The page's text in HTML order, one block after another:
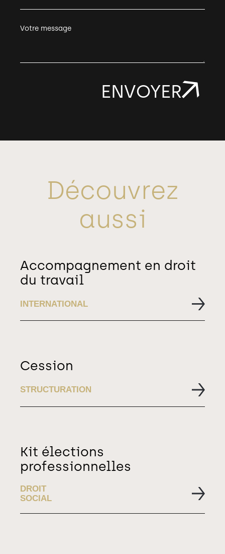
Votre message
Découvrez
aussi
Accompagnement en droit
du travail
INTERNATIONAL
Cession
STRUCTURATION
Kit élections
professionnelles
DROIT
SOCIAL